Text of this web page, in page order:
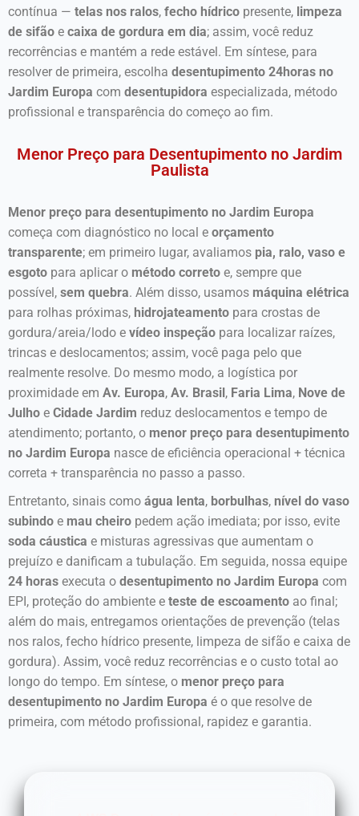
contínua — telas nos ralos, fecho hídrico presente, limpeza
de sifão e caixa de gordura em dia; assim, você reduz
recorrências e mantém a rede estável. Em síntese, para
resolver de primeira, escolha desentupimento 24horas no
Jardim Europa com desentupidora especializada, método
profissional e transparência do começo ao fim.
Menor Preço para Desentupimento no Jardim
Paulista
Menor preço para desentupimento no Jardim Europa
começa com diagnóstico no local e orçamento
transparente; em primeiro lugar, avaliamos pia, ralo, vaso e
esgoto para aplicar o método correto e, sempre que
possível, sem quebra. Além disso, usamos máquina elétrica
para rolhas próximas, hidrojateamento para crostas de
gordura/areia/lodo e vídeo inspeção para localizar raízes,
trincas e deslocamentos; assim, você paga pelo que
realmente resolve. Do mesmo modo, a logística por
proximidade em Av. Europa, Av. Brasil, Faria Lima, Nove de
Julho e Cidade Jardim reduz deslocamentos e tempo de
atendimento; portanto, o menor preço para desentupimento
no Jardim Europa nasce de eficiência operacional + técnica
correta + transparência no passo a passo.
Entretanto, sinais como água lenta, borbulhas, nível do vaso
subindo e mau cheiro pedem ação imediata; por isso, evite
soda cáustica e misturas agressivas que aumentam o
prejuízo e danificam a tubulação. Em seguida, nossa equipe
24 horas executa o desentupimento no Jardim Europa com
EPI, proteção do ambiente e teste de escoamento ao final;
além do mais, entregamos orientações de prevenção (telas
nos ralos, fecho hídrico presente, limpeza de sifão e caixa de
gordura). Assim, você reduz recorrências e o custo total ao
longo do tempo. Em síntese, o menor preço para
desentupimento no Jardim Europa é o que resolve de
primeira, com método profissional, rapidez e garantia.